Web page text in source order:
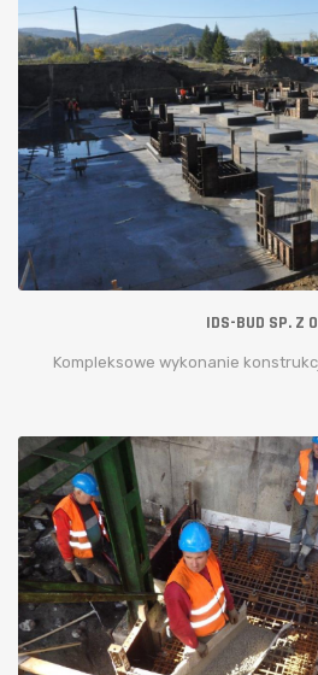
IDS-BUD SP. Z
Kompleksowe wykonanie